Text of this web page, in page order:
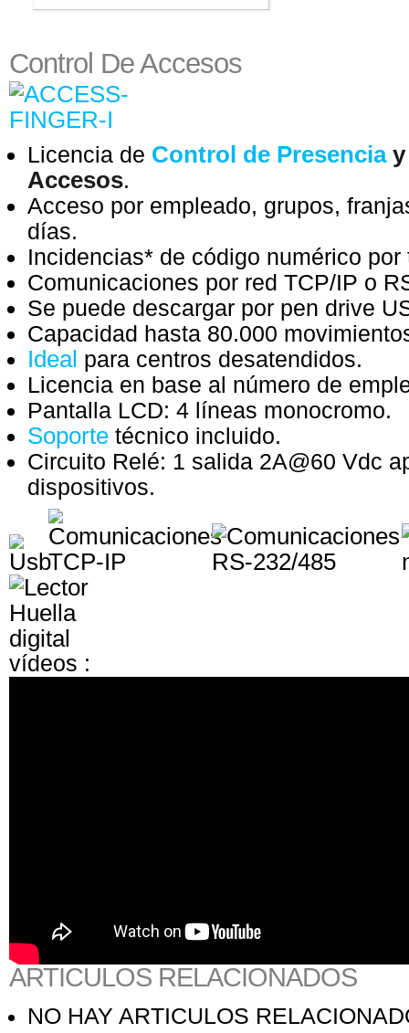
Control De Accesos
Licencia de Control de Presenciay
Accesos.
Acceso por empleado, grupos,
días.
Incidencias* de código numérico por
Comunicaciones por red TCP/IP o
Se puede descargar por pen drive
Capacidad hasta 80.000
Ideal para centros desatendidos.
Licencia en base al número de
Pantalla LCD: 4 líneas monocromo.
Soporte técnico incluido.
Circuito Relé: 1 salida 2A@60 Vdc
dispositivos.
vídeos :
ARTICULOS RELACIONADOS
NO HAY ARTICULOS